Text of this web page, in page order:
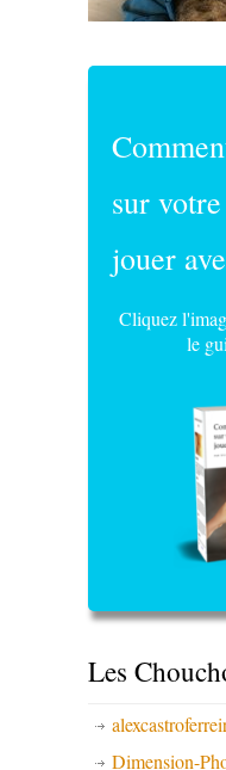
sur
jouer
Cliquez
le
Les
Dimension-